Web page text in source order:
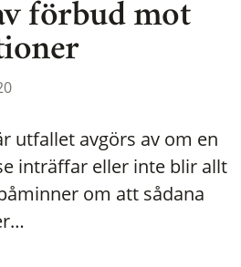
förbud mot
utfallet avgörs av om en
inträffar eller inte blir allt
om att sådana